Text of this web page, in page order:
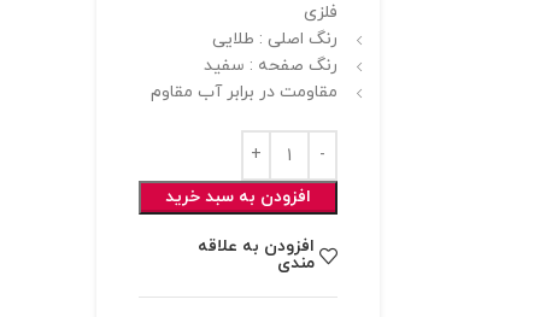
فلزی
رنگ اصلی : طلایی
رنگ صفحه : سفید
مقاومت در برابر آب مقاوم
افزودن به سبد خرید
افزودن به علاقه
مندی